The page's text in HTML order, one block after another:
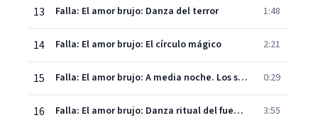
13 Falla: El amor brujo: Danza del terror 1:48
14 Falla: El amor brujo: El círculo mágico 2:21
15 Falla: El amor brujo: A media noche. Los sortilegios 0:29
16 Falla: El amor brujo: Danza ritual del fuego, para ahuyentar los malos espíritus 3:55